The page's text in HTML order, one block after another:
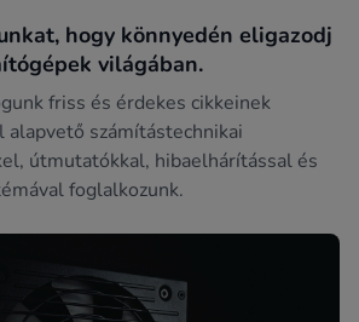
hogy könnyedén eligazodj
világában.
friss és érdekes cikkeinek
számítástechnikai
útmutatókkal, hibaelhárítással és
foglalkozunk.